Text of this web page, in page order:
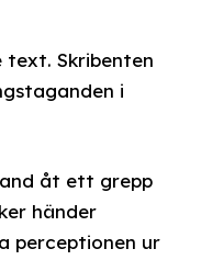
Skribenten
i
åt ett grepp
händer
perceptionen ur